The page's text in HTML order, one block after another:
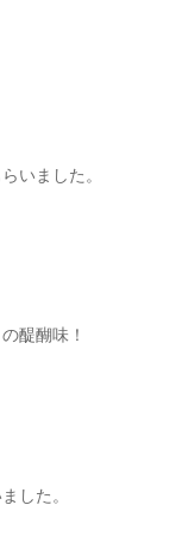
いました。
醍醐味！
した。